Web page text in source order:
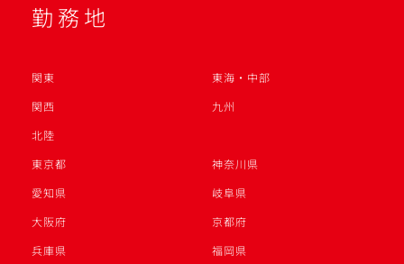
勤務地
関東
東海・中部
関西
九州
北陸
東京都
神奈川県
愛知県
岐阜県
大阪府
京都府
兵庫県
福岡県